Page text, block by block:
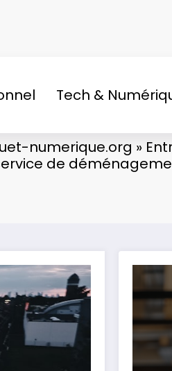
Tech &
numerique.org »
de